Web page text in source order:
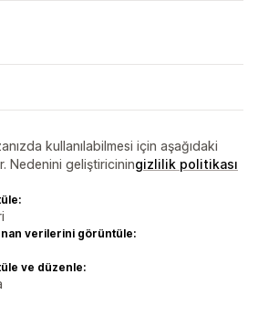
kullanılabilmesi için aşağıdaki
Nedenini geliştiriciningizlilik politikası
verilerini görüntüle:
ve düzenle: